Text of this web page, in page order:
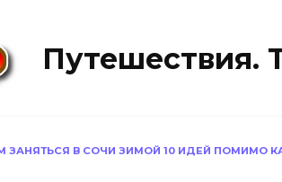
Путешествия.
ЗАНЯТЬСЯ В СОЧИ ЗИМОЙ 10 ИДЕЙ ПОМИМО